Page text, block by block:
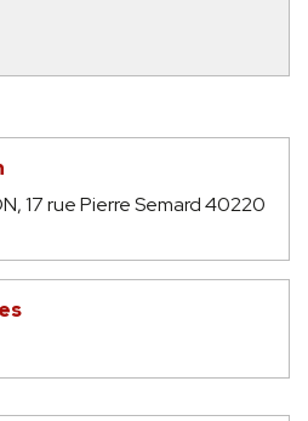
17 rue Pierre Semard 40220